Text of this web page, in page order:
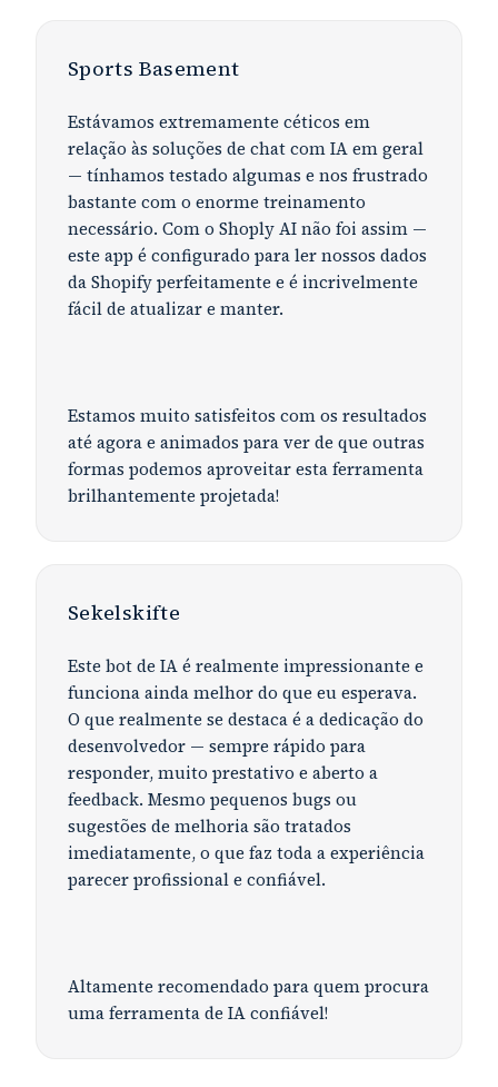
Sports Basement
Estávamos extremamente céticos em
relação às soluções de chat com IA em geral
— tínhamos testado algumas e nos frustrado
bastante com o enorme treinamento
necessário. Com o Shoply AI não foi assim —
este app é configurado para ler nossos dados
da Shopify perfeitamente e é incrivelmente
fácil de atualizar e manter.
Estamos muito satisfeitos com os resultados
até agora e animados para ver de que outras
formas podemos aproveitar esta ferramenta
brilhantemente projetada!
Sekelskifte
Este bot de IA é realmente impressionante e
funciona ainda melhor do que eu esperava.
O que realmente se destaca é a dedicação do
desenvolvedor — sempre rápido para
responder, muito prestativo e aberto a
feedback. Mesmo pequenos bugs ou
sugestões de melhoria são tratados
imediatamente, o que faz toda a experiência
parecer profissional e confiável.
Altamente recomendado para quem procura
uma ferramenta de IA confiável!